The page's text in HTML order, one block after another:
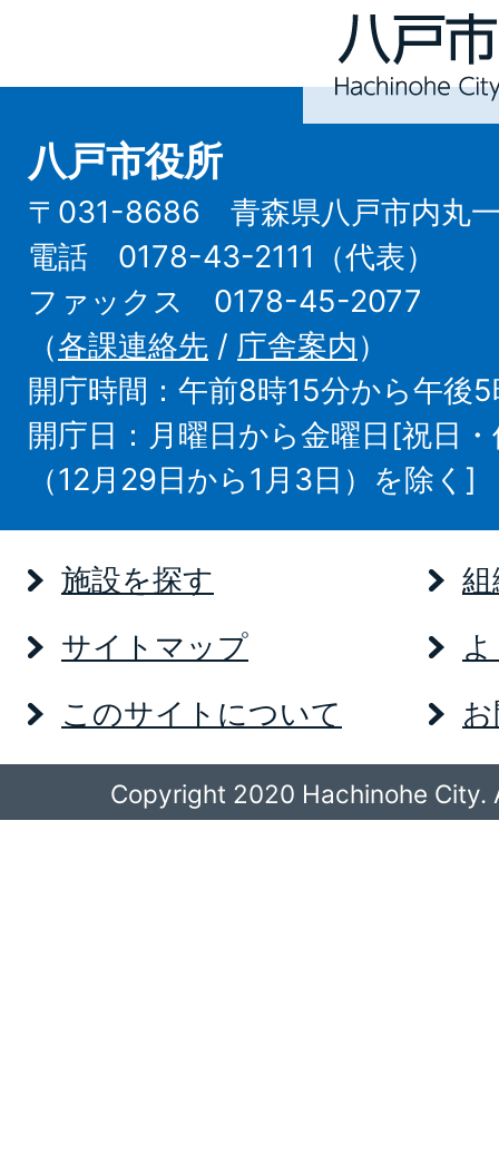
Hachinohe
City
八戸市役所
〒031-8686 青森県八戸市内丸一
電話 0178-43-2111（代表）
ファックス 0178-45-2077
（各課連絡先 / 庁舎案内）
開庁時間：午前8時15分から午後
開庁日：月曜日から金曜日[祝日
（12月29日から1月3日）を除く]
施設を探す
サイトマップ
このサイトについて
Copyright 2020 Hachinohe City.